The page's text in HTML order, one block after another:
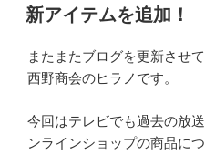
稿
日:
新アイテムを追加！
またまたブログを更新させて
西野商会のヒラノです。
今回はテレビでも過去の放
ンラインショップの商品に